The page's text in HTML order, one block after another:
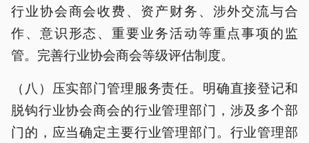
行业协会商会收费、资产财务、涉外交流与合
作、意识形态、重要业务活动等重点事项的监
管。完善行业协会商会等级评估制度。
（八）压实部门管理服务责任。明确直接登记和
脱钩行业协会商会的行业管理部门，涉及多个部
门的，应当确定主要行业管理部门。行业管理部